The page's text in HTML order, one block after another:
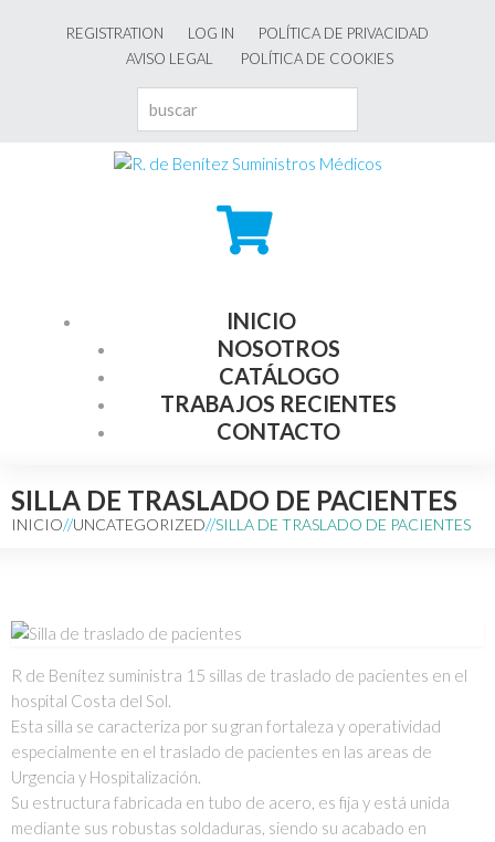
REGISTRATION LOG IN
POLÍTICA DE PRIVACIDAD
AVISO LEGAL
POLÍTICA DE COOKIES
INICIO
NOSOTROS
CATÁLOGO
TRABAJOS RECIENTES
CONTACTO
SILLA DE TRASLADO DE PACIENTES
INICIO UNCATEGORIZED SILLA DE TRASLADO DE PACIENTES
R de Benítez suministra 15 sillas de traslado de pacientes en el
hospital Costa del Sol.
Esta silla se caracteriza por su gran fortaleza y operatividad
especialmente en el traslado de pacientes en las areas de
Urgencia y Hospitalización.
Su estructura fabricada en tubo de acero, es fija y está unida
mediante sus robustas soldaduras, siendo su acabado en